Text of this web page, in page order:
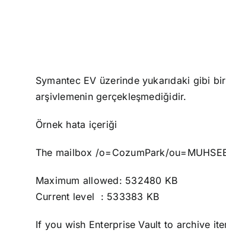
Symantec EV üzerinde yukarıdaki gibi
arşivlemenin gerçekleşmediğidir.
Örnek hata içeriği
The mailbox /o=CozumPark/
Maximum allowed: 532480 KB
Current level : 533383 KB
If you wish Enterprise Vault to archive